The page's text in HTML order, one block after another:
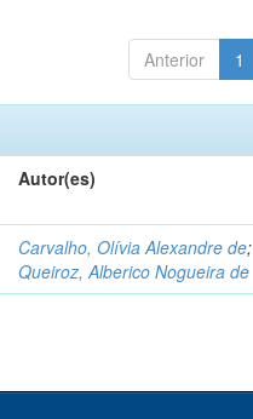
Anterior 1
Autor(es)
Carvalho, Olívia Alexandre de;
Queiroz, Alberico Nogueira de